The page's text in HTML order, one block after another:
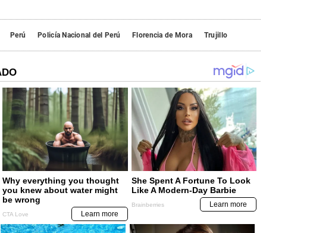
Perú Policía Nacional del Perú Florencia de Mora Trujillo